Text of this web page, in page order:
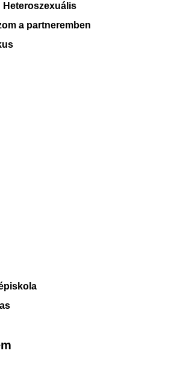
Heteroszexuális
a partneremben